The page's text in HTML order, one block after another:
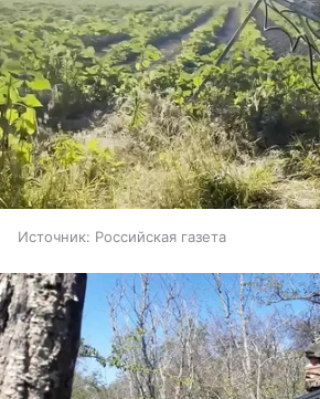
Источник: Российская газета